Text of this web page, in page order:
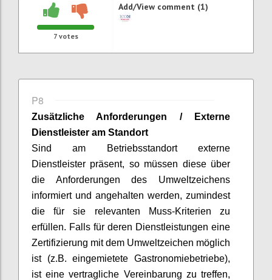
7votes
Add/View comment (1)
P8
Zusätzliche Anforderungen /
Externe
Dienstleister am Standort
Sind am Betriebsstandort externe
Dienstleister präsent, so müssen diese über
die Anforderungen des Umweltzeichens
informiert und angehalten werden, zumindest
die für sie relevanten Muss-Kriterien zu
erfüllen. Falls für deren Dienstleistungen eine
Zertifizierung mit dem Umweltzeichen möglich
ist (z.B. eingemietete Gastronomiebetriebe),
ist eine vertragliche Vereinbarung zu treffen,